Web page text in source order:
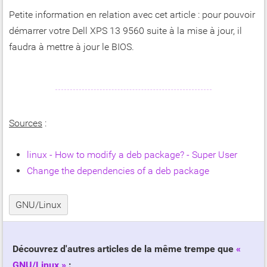
Petite information en relation avec cet article : pour pouvoir
démarrer votre Dell XPS 13 9560 suite à la mise à jour, il
faudra à mettre à jour le BIOS.
Sources :
linux - How to modify a deb package? - Super User
Change the dependencies of a deb package
GNU/Linux
Découvrez d'autres articles de la même trempe que